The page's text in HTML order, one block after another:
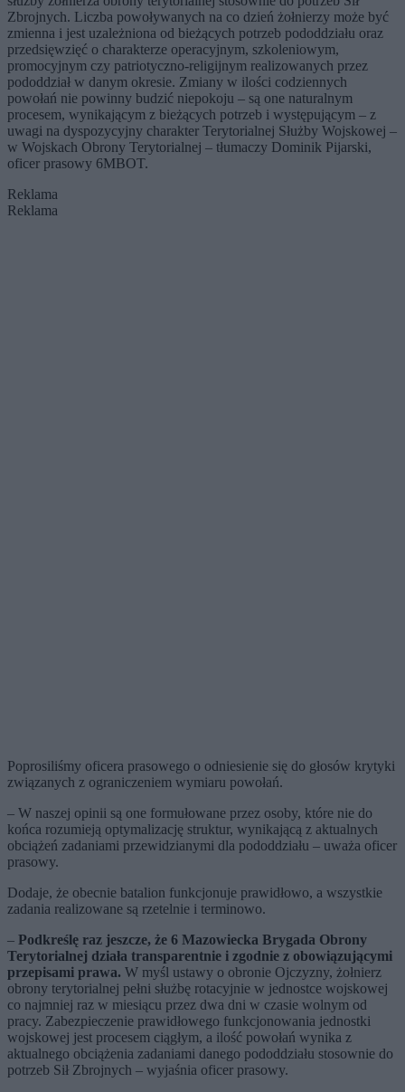
Zbrojnych. Liczba powoływanych na co dzień żołnierzy może być
zmienna i jest uzależniona od bieżących potrzeb pododdziału oraz
przedsięwzięć o charakterze operacyjnym, szkoleniowym,
promocyjnym czy patriotyczno-religijnym realizowanych przez
pododdział w danym okresie. Zmiany w ilości codziennych
powołań nie powinny budzić niepokoju – są one naturalnym
procesem, wynikającym z bieżących potrzeb i występującym – z
uwagi na dyspozycyjny charakter Terytorialnej Służby Wojskowej –
w Wojskach Obrony Terytorialnej – tłumaczy Dominik Pijarski,
oficer prasowy 6MBOT.
Reklama
Reklama
Poprosiliśmy oficera prasowego o odniesienie się do głosów krytyki
związanych z ograniczeniem wymiaru powołań.
– W naszej opinii są one formułowane przez osoby, które nie do
końca rozumieją optymalizację struktur, wynikającą z aktualnych
obciążeń zadaniami przewidzianymi dla pododdziału – uważa oficer
prasowy.
Dodaje, że obecnie batalion funkcjonuje prawidłowo, a wszystkie
zadania realizowane są rzetelnie i terminowo.
– Podkreślę raz jeszcze, że 6 Mazowiecka Brygada Obrony
Terytorialnej działa transparentnie i zgodnie z obowiązującymi
przepisami prawa. W myśl ustawy o obronie Ojczyzny, żołnierz
obrony terytorialnej pełni służbę rotacyjnie w jednostce wojskowej
co najmniej raz w miesiącu przez dwa dni w czasie wolnym od
pracy. Zabezpieczenie prawidłowego funkcjonowania jednostki
wojskowej jest procesem ciągłym, a ilość powołań wynika z
aktualnego obciążenia zadaniami danego pododdziału stosownie do
potrzeb Sił Zbrojnych – wyjaśnia oficer prasowy.